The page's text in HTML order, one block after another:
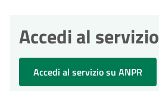
Accedi al servizio
Accedi al servizio su ANPR